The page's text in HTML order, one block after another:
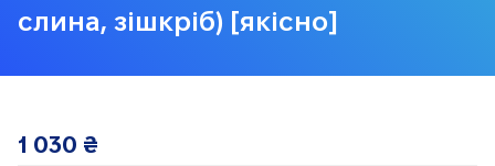
слина, зішкріб) [якісно]
1 030 ₴